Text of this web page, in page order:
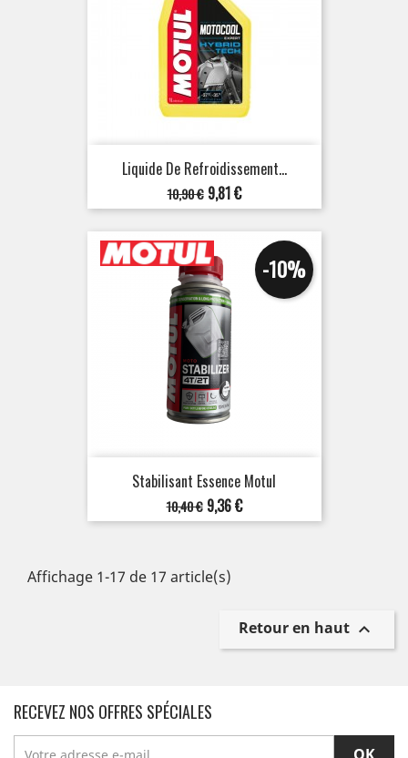
Liquide De Refroidissement...
Prix
de
base
10,90 € Prix
9,81 €
Stabilisant Essence Motul
Prix
de
10,40 €
-10%
Prix
9,36 €
Affichage 1-17 de 17 article(s)
Retour en haut 
RECEVEZ NOS OFFRES SPÉCIALES